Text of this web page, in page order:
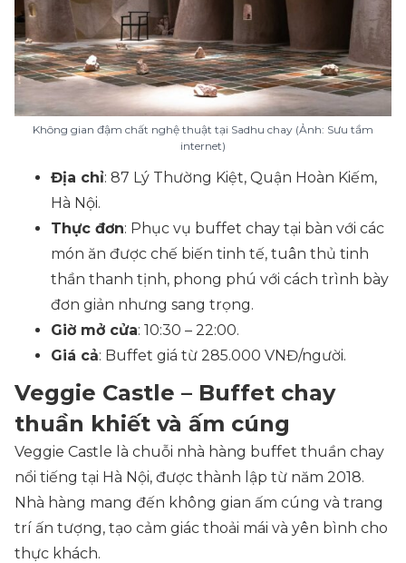
Không gian đậm chất nghệ thuật tại Sadhu chay (Ảnh: Sưu tầm
internet)
Địa chỉ: 87 Lý Thường Kiệt, Quận Hoàn Kiếm,
Hà Nội.
Thực đơn: Phục vụ buffet chay tại bàn với các
món ăn được chế biến tinh tế, tuân thủ tinh
thần thanh tịnh, phong phú với cách trình bày
đơn giản nhưng sang trọng.
Giờ mở cửa: 10:30 – 22:00.
Giá cả: Buffet giá từ 285.000 VNĐ/người.
Veggie Castle – Buffet chay
thuần khiết và ấm cúng
Veggie Castle là chuỗi nhà hàng buffet thuần chay
nổi tiếng tại Hà Nội, được thành lập từ năm 2018.
Nhà hàng mang đến không gian ấm cúng và trang
trí ấn tượng, tạo cảm giác thoải mái và yên bình cho
thực khách.